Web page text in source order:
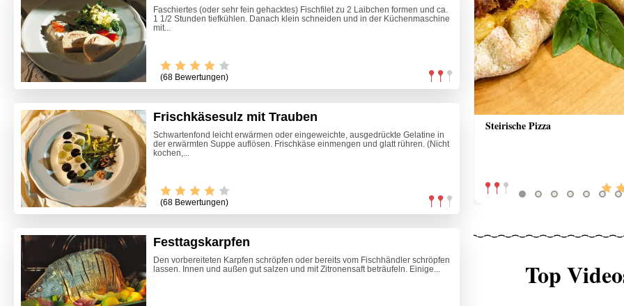
Faschiertes (oder sehr fein gehacktes) Fischfilet zu 2 Laibchen formen und ca.
1 1/2 Stunden tiefkühlen. Danach klein schneiden und in der Küchenmaschine
mit...
(68 Bewertungen)
Frischkäsesulz mit Trauben
Schwartenfond leicht erwärmen oder eingeweichte, ausgedrückte Gelatine in
der erwärmten Suppe auflösen. Frischkäse einmengen und glatt rühren. (Nicht
kochen,...
(68 Bewertungen)
Festtagskarpfen
Den vorbereiteten Karpfen schröpfen oder bereits vom Fischhändler schröpfen
lassen. Innen und außen gut salzen und mit Zitronensaft beträufeln. Einige...
Steirische Pizza
Huhn in Erdnuss-Kokos-Sauce
Top